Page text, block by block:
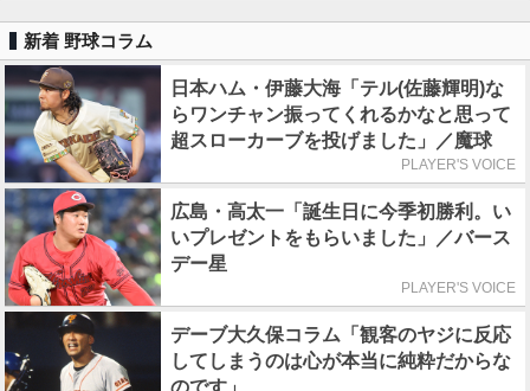
新着 野球コラム
日本ハム・伊藤大海「テル(佐藤輝明)な
らワンチャン振ってくれるかなと思って
超スローカーブを投げました」／魔球
PLAYER'S VOICE
広島・高太一「誕生日に今季初勝利。い
いプレゼントをもらいました」／バース
デー星
PLAYER'S VOICE
デーブ大久保コラム「観客のヤジに反応
してしまうのは心が本当に純粋だからな